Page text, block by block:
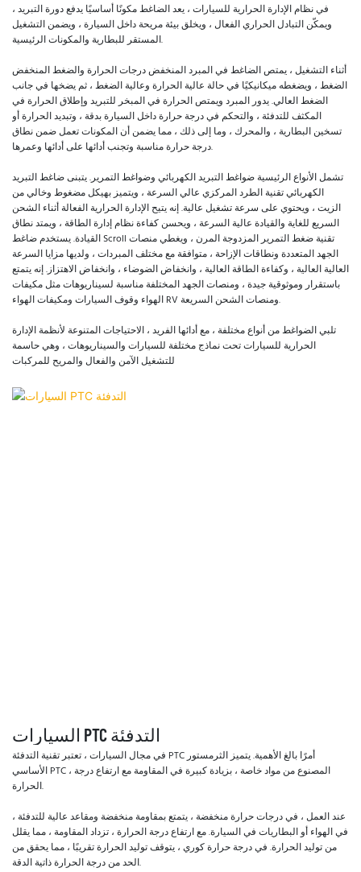
في نظام الإدارة الحرارية للسيارات ، يعد الضاغط مكونًا أساسيًا يدفع دورة التبريد ،
ويمكّن التبادل الحراري الفعال ، ويخلق بيئة مريحة داخل السيارة ، ويضمن التشغيل
المستقر للبطارية والمكونات الرئيسية.
أثناء التشغيل ، يمتص الضاغط في المبرد المنخفض درجات الحرارة والضغط المنخفض
الضغط ، ويضغطه ميكانيكيًا في حالة عالية الحرارة وعالية الضغط ، ثم يضخها في جانب
الضغط العالي. يدور المبرد ويمتص الحرارة في المبخر للتبريد وإطلاق الحرارة في
المكثف للتدفئة ، والتحكم في درجة حرارة داخل السيارة بدقة ، وتبديد الحرارة أو
تسخين البطارية ، والمحرك ، وما إلى ذلك ، مما يضمن أن المكونات تعمل ضمن نطاق
درجة حرارة مناسبة وتجنب أدائها على أدائها وعمرها.
تشمل الأنواع الرئيسية ضواغط التبريد الكهربائي وضواغط التمرير. يتبنى ضاغط التبريد
الكهربائي تقنية الطرد المركزي عالي السرعة ، ويتميز بهيكل مضغوط وخالي من
الزيت ، ويحتوي على سرعة تشغيل عالية. إنه يتيح الإدارة الحرارية الفعالة أثناء الشحن
السريع للغاية والقيادة عالية السرعة ، ويحسن كفاءة نظام إدارة الطاقة ، ويمتد نطاق
القيادة. يستخدم ضاغط Scroll تقنية ضغط التمرير المزدوجة المرن ، ويغطي منصات
الجهد المتعددة ونطاقات الإزاحة ، متوافقة مع مختلف المبردات ، ولديها مزايا السرعة
العالية العالية ، وكفاءة الطاقة العالية ، وانخفاض الضوضاء ، وانخفاض الاهتزاز. إنه يتمتع
باستقرار وموثوقية جيدة ، ومنصات الجهد المختلفة مناسبة لسيناريوهات مثل مكيفات
الهواء وقوف السيارات ومكيفات الهواء RV ومنصات الشحن السريعة.
تلبي الضواغط من أنواع مختلفة ، مع أدائها الفريد ، الاحتياجات المتنوعة لأنظمة الإدارة
الحرارية للسيارات تحت نماذج مختلفة للسيارات والسيناريوهات ، وهي حاسمة
للتشغيل الآمن والفعال والمريح للمركبات
السيارات PTC التدفئة
في مجال السيارات ، تعتبر تقنية التدفئة PTC أمرًا بالغ الأهمية. يتميز الثرمستور
الأساسي PTC ، المصنوع من مواد خاصة ، بزيادة كبيرة في المقاومة مع ارتفاع درجة
الحرارة.
عند العمل ، في درجات حرارة منخفضة ، يتمتع بمقاومة منخفضة ومقاعد عالية للتدفئة ،
في الهواء أو البطاريات في السيارة. مع ارتفاع درجة الحرارة ، تزداد المقاومة ، مما يقلل
من توليد الحرارة. في درجة حرارة كوري ، يتوقف توليد الحرارة تقريبًا ، مما يحقق من
الحد من درجة الحرارة ذاتية الدقة.